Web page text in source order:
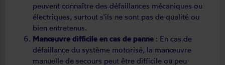
peuvent connaître des défaillances mécaniques ou
électriques, surtout s'ils ne sont pas de qualité ou
bien entretenus.
Manœuvre difficile en cas de panne : En cas de
défaillance du système motorisé, la manœuvre
manuelle de secours peut être difficile ou peu